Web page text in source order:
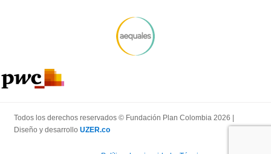
Todos los derechos reservados © Fundación Plan Colombia 2026 |
Diseño y desarrollo UZER.co